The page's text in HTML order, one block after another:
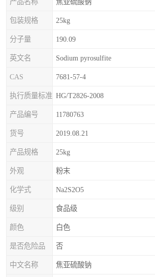
包装规格 25kg
分子量 190.09
英文名 Sodium pyrosulfite
CAS 7681-57-4
执行质量标准 HG/T2826-2008
产品编号 11780763
货号 2019.08.21
产品规格 25kg
外观 粉末
化学式 Na2S2O5
级别 食品级
颜色 白色
是否危险品 否
中文名称 焦亚硫酸钠